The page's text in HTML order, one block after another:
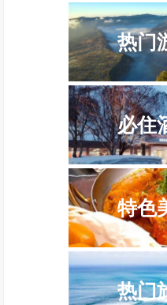
热门
必住
特色
热门